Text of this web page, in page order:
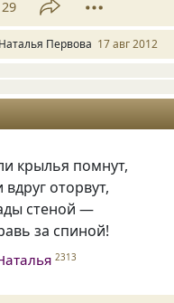
29
Наталья Первова 17 авг 2012
крылья помнут,
оторвут,
стеной —
за спиной!
2313